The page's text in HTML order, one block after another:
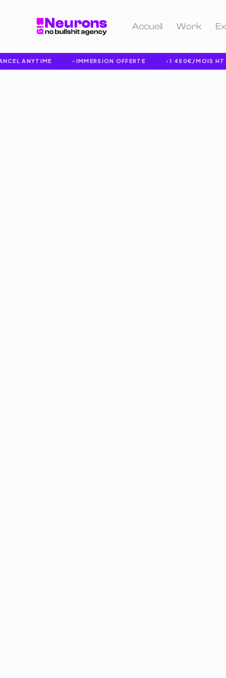
Accueil Work
ANYTIME IMMERSION OFFERTE 1 450€/MOIS HT